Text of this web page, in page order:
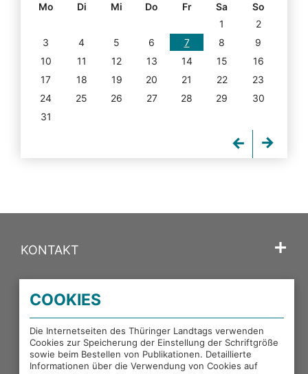
Mo Di Mi Do Fr Sa
So
1
2
3
4 5 6 7 8
9
10
11 12 13 14 15
16
17
18 19 20 21 22
23
24
25 26 27 28 29
30
31
KONTAKT
PORTALE DES THÜRINGER LANDTAGS
EXTERNE LINKS
COOKIES
Die Internetseiten des Thüringer Landtags verwenden
Cookies zur Speicherung der Einstellung der Schriftgröße
sowie beim Bestellen von Publikationen. Detaillierte
Informationen über die Verwendung von Cookies auf